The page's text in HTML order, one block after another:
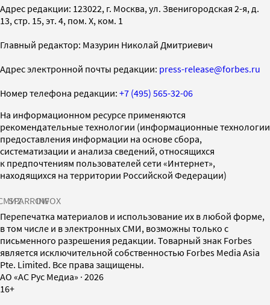
Адрес редакции: 123022, г. Москва, ул. Звенигородская 2-я, д.
13, стр. 15, эт. 4, пом. X, ком. 1
Главный редактор: Мазурин Николай Дмитриевич
Адрес электронной почты редакции: press-release@forbes.ru
Номер телефона редакции: +7 (495) 565-32-06
На информационном ресурсе применяются
рекомендательные технологии (информационные технологии
предоставления информации на основе сбора,
систематизации и анализа сведений, относящихся
к предпочтениям пользователей сети «Интернет»,
находящихся на территории Российской Федерации)
SPARROWINFOX
Перепечатка материалов и использование их в любой форме,
в том числе и в электронных СМИ, возможны только с
письменного разрешения редакции. Товарный знак Forbes
является исключительной собственностью Forbes Media Asia
Pte. Limited. Все права защищены.
AO «АС Рус Медиа» · 2026
16+